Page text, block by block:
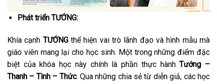
Phát triển TƯỚNG:
Khía cạnh TƯỚNGthể hiện vai trò lãnh đạo và hình mẫu mà
giáo viên mang lại cho học sinh. Một trong những điểm đặc
biệt của khóa học này chính là phần thực hànhTướng –
Thanh – Tình – Thức. Qua những chia sẻ từ diễn giả, các học